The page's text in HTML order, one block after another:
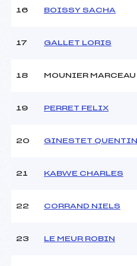
16 BOISSY SACHA
17 GALLET LORIS
18 MOUNIER MARCEAU
19 PERRET FELIX
20 GINESTET QUENTIN
21 KABWE CHARLES
22 CORRAND NIELS
23 LE MEUR ROBIN